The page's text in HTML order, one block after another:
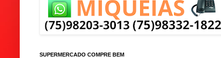
SUPERMERCADO COMPRE BEM